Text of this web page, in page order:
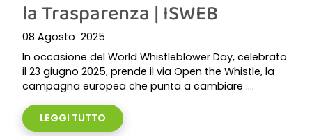
la Trasparenza | ISWEB
08 Agosto 2025
In occasione del World Whistleblower Day, celebrato
il 23 giugno 2025, prende il via Open the Whistle, la
campagna europea che punta a cambiare ....
LEGGI TUTTO